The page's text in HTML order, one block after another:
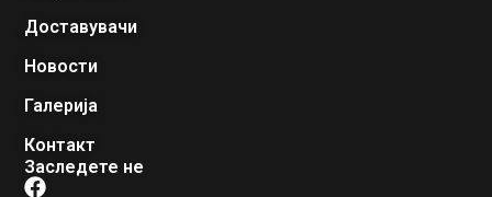
Доставувачи
Новости
Галерија
Контакт
Заследете не